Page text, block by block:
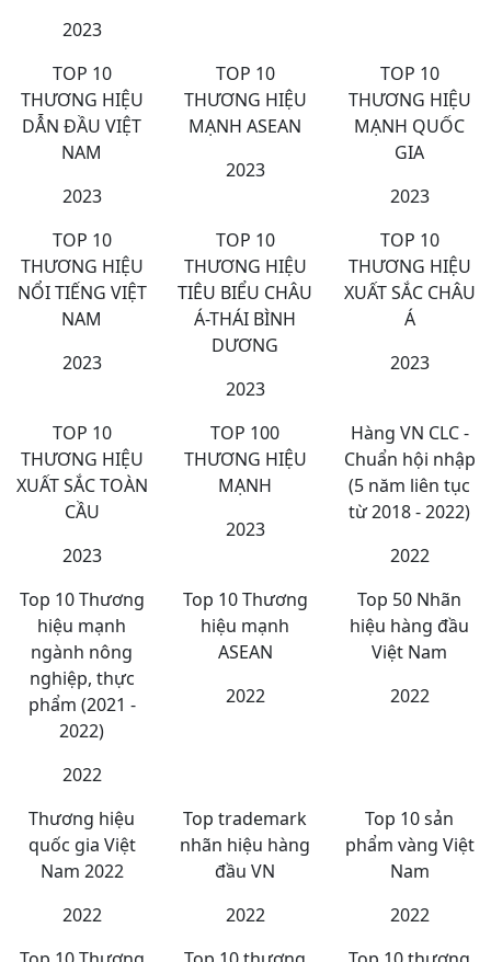
2023
TOP 10
THƯƠNG HIỆU
DẪN ĐẦU VIỆT
NAM
2023
TOP 10
THƯƠNG HIỆU
MẠNH ASEAN
2023
TOP 10
THƯƠNG HIỆU
MẠNH QUỐC
GIA
2023
TOP 10
THƯƠNG HIỆU
NỔI TIẾNG VIỆT
NAM
2023
TOP 10
THƯƠNG HIỆU
TIÊU BIỂU CHÂU
Á-THÁI BÌNH
DƯƠNG
2023
TOP 10
THƯƠNG HIỆU
XUẤT SẮC CHÂU
Á
2023
TOP 10
THƯƠNG HIỆU
XUẤT SẮC TOÀN
CẦU
2023
TOP 100
THƯƠNG HIỆU
MẠNH
2023
Hàng VN CLC -
Chuẩn hội nhập
(5 năm liên tục
từ 2018 - 2022)
2022
Top 10 Thương
hiệu mạnh
ngành nông
nghiệp, thực
phẩm (2021 -
2022)
2022
Top 10 Thương
hiệu mạnh
ASEAN
2022
Top 50 Nhãn
hiệu hàng đầu
Việt Nam
2022
Thương hiệu
quốc gia Việt
Nam 2022
2022
Top trademark
nhãn hiệu hàng
đầu VN
2022
Top 10 sản
phẩm vàng Việt
Nam
2022